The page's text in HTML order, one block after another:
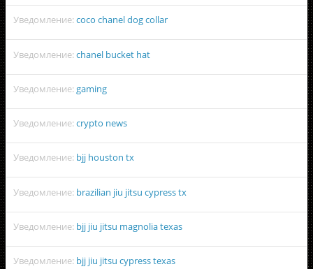
Уведомление:coco chanel dog collar
Уведомление:chanel bucket hat
Уведомление:gaming
Уведомление:crypto news
Уведомление: bjj houston tx
Уведомление: brazilian jiu jitsu cypress tx
Уведомление: bjj jiu jitsu magnolia texas
Уведомление: bjj jiu jitsu cypress texas